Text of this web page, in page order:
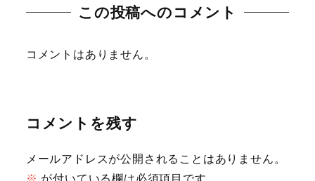
この投稿へのコメント
コメントはありません。
コメントを残す
メールアドレスが公開されることはありません。
※ が付いている欄は必須項目です